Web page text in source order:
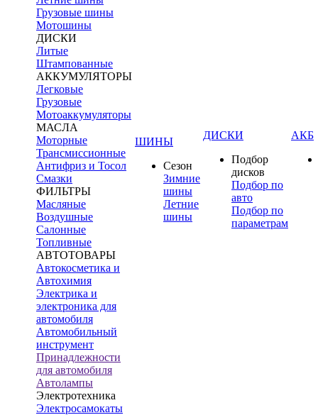
Грузовые шины
Мотошины
ДИСКИ
Литые
Штампованные
АККУМУЛЯТОРЫ
Легковые
Грузовые
Мотоаккумуляторы
МАСЛА
Моторные
Трансмиссионные
Антифриз и Тосол
Смазки
ФИЛЬТРЫ
Масляные
Воздушные
Салонные
Топливные
АВТОТОВАРЫ
Автокосметика и
Автохимия
Электрика и
электроника для
автомобиля
Автомобильный
инструмент
Принадлежности
для автомобиля
Автолампы
Электротехника
Электросамокаты
ШИНЫ
Сезон
Зимние
шины
Летние
шины
ДИСКИ
Подбор
дисков
Подбор по
авто
Подбор по
параметрам
АКБ